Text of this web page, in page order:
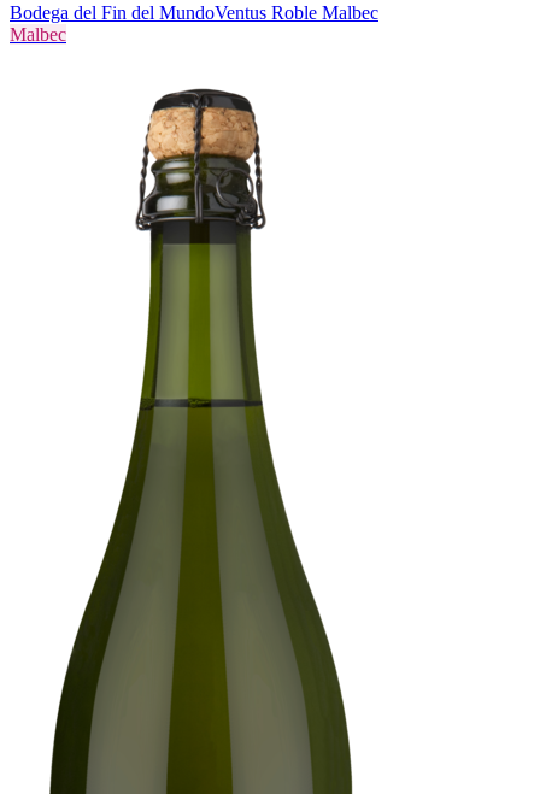
Bodega del Fin del MundoVentus Roble Malbec
Malbec